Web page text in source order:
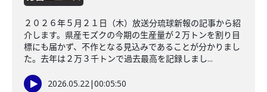
２０２６年５月２１日（木）放送分琉球新報の記事から紹
介します。県産モズクの今期の生産量が２万トンを割り目
標にも届かず、不作となる見込みであることが分かりまし
た。去年は２万３千トンで過去最高を記録しまし...
2026.05.22|00:05:50